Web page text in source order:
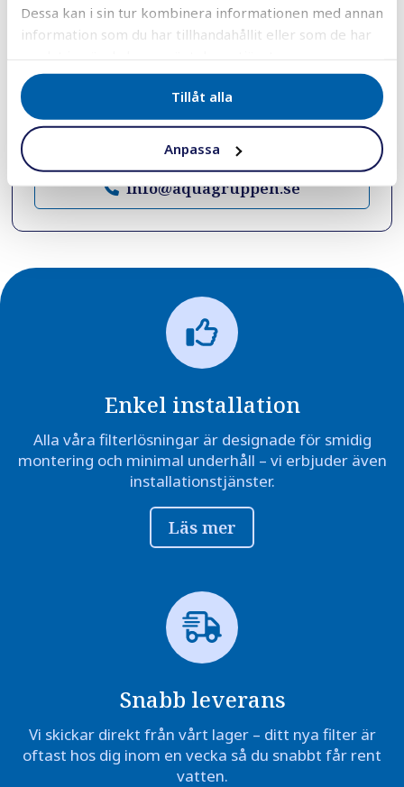
Dessa kan i sin tur kombinera informationen med annan
information som du har tillhandahållit eller som de har
Tillåt alla
Anpassa
Kompletta lösningar för både
privatpersoner och företag
Du når oss vardagar mellan
info@aquagruppen.se
Enkel installation
Alla våra filterlösningar är designade för smidig
montering och minimal underhåll – vi erbjuder även
installationstjänster.
Läs mer
Snabb leverans
Vi skickar direkt från vårt lager – ditt nya filter är
oftast hos dig inom en vecka så du snabbt får rent
vatten.